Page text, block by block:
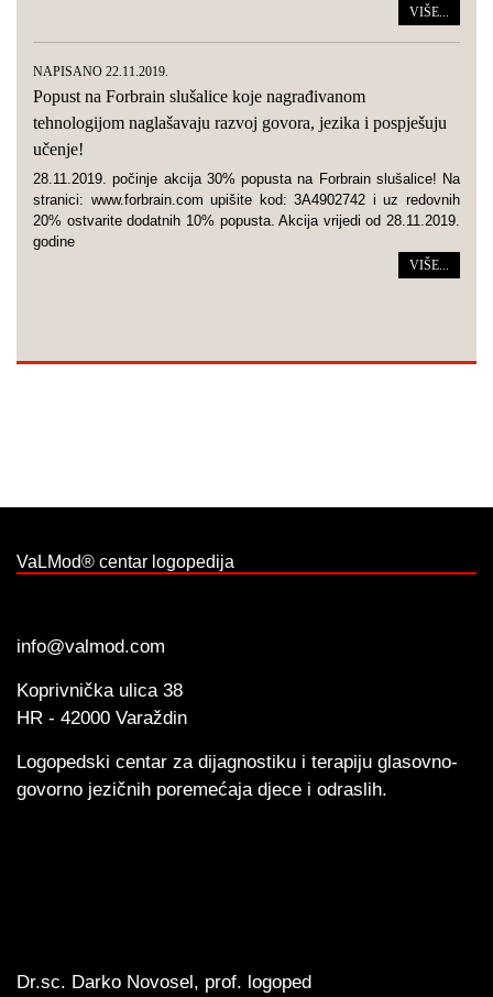
VIŠE...
NAPISANO 22.11.2019.
Popust na Forbrain slušalice koje nagrađivanom
tehnologijom naglašavaju razvoj govora, jezika i pospješuju
učenje!
28.11.2019. počinje akcija 30% popusta na Forbrain slušalice! Na
stranici: www.forbrain.com upišite kod: 3A4902742 i uz redovnih
20% ostvarite dodatnih 10% popusta. Akcija vrijedi od 28.11.2019.
godine
VIŠE...
VaLMod® centar logopedija
info@valmod.com
Koprivnička ulica 38
HR - 42000 Varaždin
Logopedski centar za dijagnostiku i terapiju glasovno-
govorno jezičnih poremećaja djece i odraslih.
Dr.sc. Darko Novosel, prof. logoped